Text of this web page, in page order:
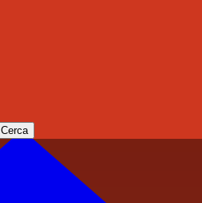
Cerca